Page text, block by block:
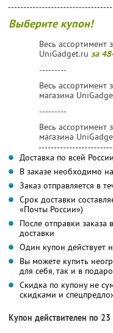
Выберите купон!
Весь ассортимент
UniGadget.ru за
---------
Весь ассортимент
магазина
---------
Весь ассортимент
магазина
Доставка по всей
В заказе необходимо
Заказ отправляется в
Срок доставки
«Почты России»)
После отправки
доставки
Один купон действует
Вы можете купить
для себя, так и в
Скидка по купону не
скидками и
Купон действителен по